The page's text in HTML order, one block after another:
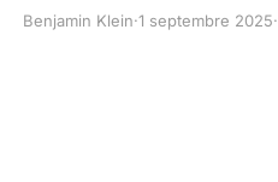
Benjamin Klein·1 septembre 2025·